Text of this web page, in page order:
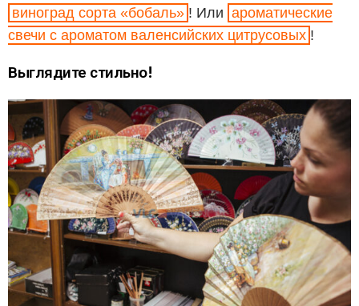
виноград сорта «бобаль» ! Или ароматические
свечи с ароматом валенсийских цитрусовых !
Выглядите стильно!